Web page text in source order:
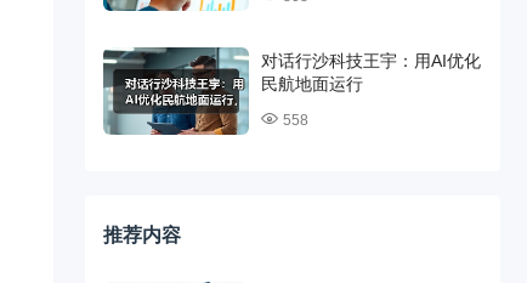
对话行沙科技王宇：用AI优化
民航地面运行
558
推荐内容